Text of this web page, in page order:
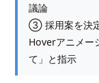
議論
③ 採用案を決
Hoverアニメー
て」と指示